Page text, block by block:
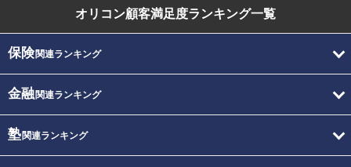
オリコン顧客満足度ランキング一覧
保険関連ランキング
金融関連ランキング
塾関連ランキング